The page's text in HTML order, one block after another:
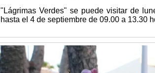
"Lágrimas Verdes" se puede visitar de
hasta el 4 de septiembre de 09.00 a 13.30